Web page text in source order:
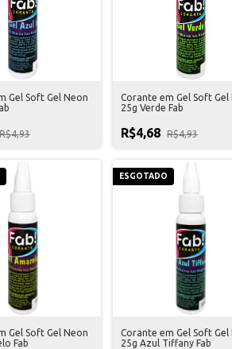
Gel Soft Gel Neon
R$4,93
Corante em Gel Soft Gel
25g Verde Fab
R$4,68 R$4,93
Gel Soft Gel Neon
Fab
ESGOTADO
Corante em Gel Soft Gel
25g Azul Tiffany Fab